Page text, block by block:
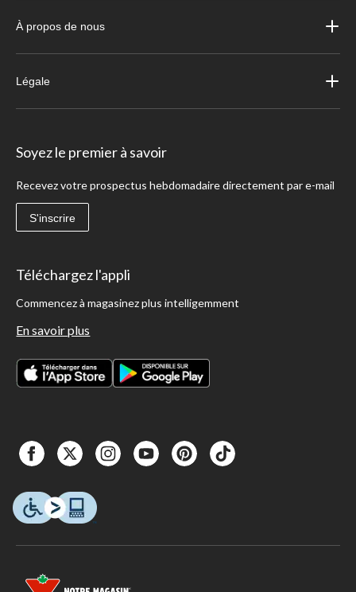
À propos de nous
Légale
Soyez le premier à savoir
Recevez votre prospectus hebdomadaire directement par e-mail
S'inscrire
Téléchargez l'appli
Commencez à magasinez plus intelligemment
En savoir plus